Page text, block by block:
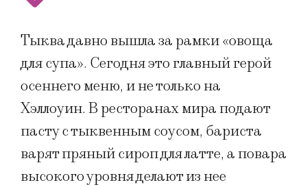
Тыква давно вышла за рамки «овоща
для супа». Сегодня это главный герой
осеннего меню, и не только на
Хэллоуин. В ресторанах мира подают
пасту с тыквенным соусом, бариста
варят пряный сироп для латте, а повара
высокого уровня делают из нее